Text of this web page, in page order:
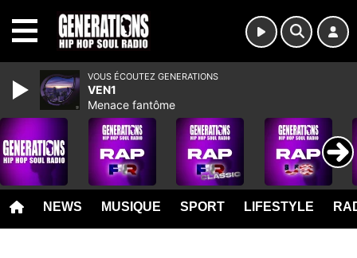
NEWS MUSIQUE SPORT LIFESTYLE
VOUS ÉCOUTEZ GENERATIONS
VEN1
Menace fantôme